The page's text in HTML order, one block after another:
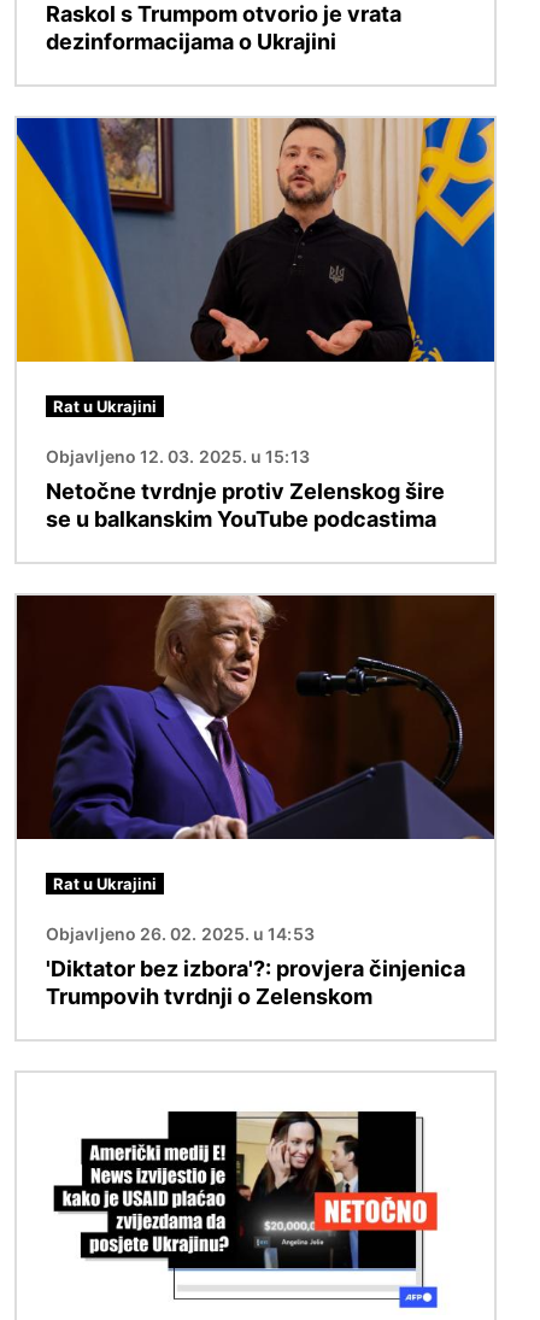
Raskol s Trumpom otvorio je vrata
dezinformacijama o Ukrajini
Slika
Rat u Ukrajini
Objavljeno 12. 03. 2025. u 15:13
Netočne tvrdnje protiv Zelenskog šire
se u balkanskim YouTube podcastima
Rat u Ukrajini
Objavljeno 26. 02. 2025. u 14:53
'Diktator bez izbora'?: provjera činjenica
Trumpovih tvrdnji o Zelenskom